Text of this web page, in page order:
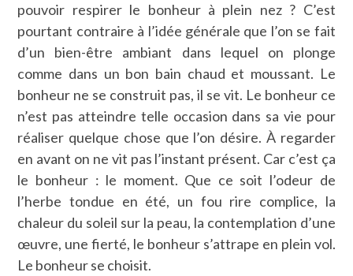
pouvoir respirer le bonheur à plein nez ? C’est
pourtant contraire à l’idée générale que l’on se fait
d’un bien-être ambiant dans lequel on plonge
comme dans un bon bain chaud et moussant. Le
bonheur ne se construit pas, il se vit. Le bonheur ce
n’est pas atteindre telle occasion dans sa vie pour
réaliser quelque chose que l’on désire. À regarder
en avant on ne vit pas l’instant présent. Car c’est ça
le bonheur : le moment. Que ce soit l’odeur de
l’herbe tondue en été, un fou rire complice, la
chaleur du soleil sur la peau, la contemplation d’une
œuvre, une fierté, le bonheur s’attrape en plein vol.
Le bonheur se choisit.